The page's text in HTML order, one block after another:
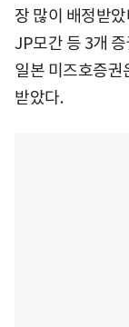
장 많이 배정받
JP모간 등 3개
일본 미즈호증
받았다.